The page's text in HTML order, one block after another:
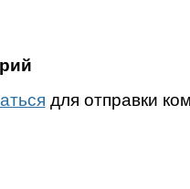
для отправки